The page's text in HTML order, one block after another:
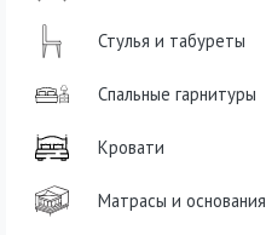
Стулья и табуреты
Спальные гарнитуры
Кровати
Матрасы и основания